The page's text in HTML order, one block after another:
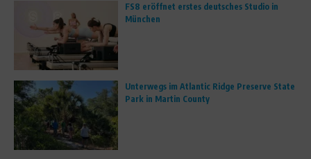
FS8 eröffnet erstes deutsches Studio in
München
Unterwegs im Atlantic Ridge Preserve State
Park in Martin County